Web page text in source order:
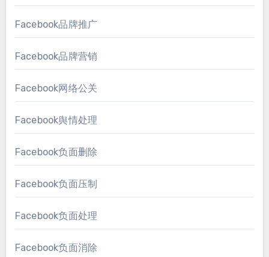
Facebook品牌推广
Facebook品牌营销
Facebook网络公关
Facebook舆情处理
Facebook负面删除
Facebook负面压制
Facebook负面处理
Facebook负面消除